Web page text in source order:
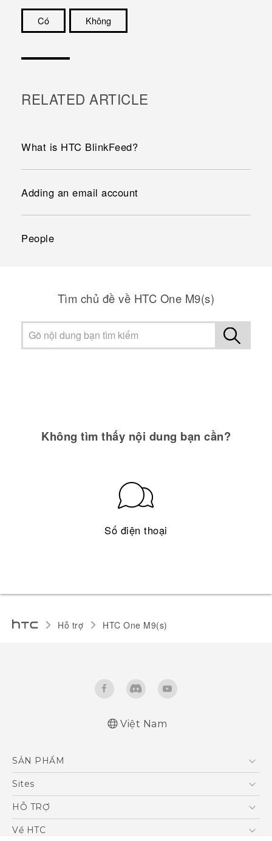
Có
Không
RELATED ARTICLE
What is HTC BlinkFeed?
Adding an email account
People
Tìm chủ đề về HTC One M9(s)
Không tìm thấy nội dung bạn cần?
Số điện thoại
Hỗ trợ HTC One M9(s)‎
Việt Nam
SẢN PHẨM
5G
Điện Thoại Thông Minh
VIVE
Sites
HTC Dev
HỖ TRỢ
Trung tâm hỗ trợ
Về HTC